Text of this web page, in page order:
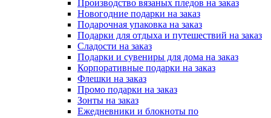
Производство вязаных пледов на заказ
Новогодние подарки на заказ
Подарочная упаковка на заказ
Подарки для отдыха и путешествий на заказ
Сладости на заказ
Подарки и сувениры для дома на заказ
Корпоративные подарки на заказ
Флешки на заказ
Промо подарки на заказ
Зонты на заказ
Ежедневники и блокноты по